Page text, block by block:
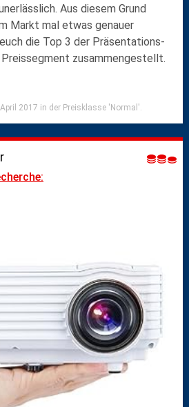
Aus diesem Grund
Markt mal etwas genauer
die Top 3 der Präsentations-
zusammengestellt.
2017 in der Preisklasse 'Normal'.